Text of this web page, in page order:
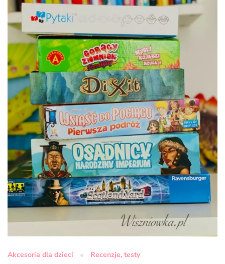
Akcesoria dla dzieci Recenzje, testy